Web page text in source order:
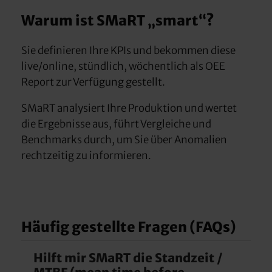
Warum ist SMaRT „smart“?
Sie definieren Ihre KPIs und bekommen diese
live/online, stündlich, wöchentlich als OEE
Report zur Verfügung gestellt.
SMaRT analysiert Ihre Produktion und wertet
die Ergebnisse aus, führt Vergleiche und
Benchmarks durch, um Sie über Anomalien
rechtzeitig zu informieren.
Häufig gestellte Fragen (FAQs)
Hilft mir SMaRT die Standzeit /